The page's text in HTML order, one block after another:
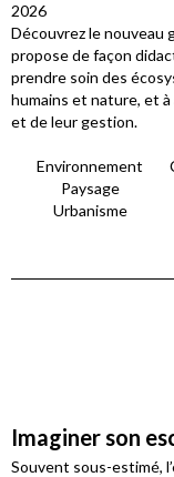
2026
Découvrez le nouveau
propose de façon
prendre soin des
humains et nature, et
et de leur gestion.
Environnement
Paysage
Urbanisme
Imaginer son
Souvent sous-estimé,